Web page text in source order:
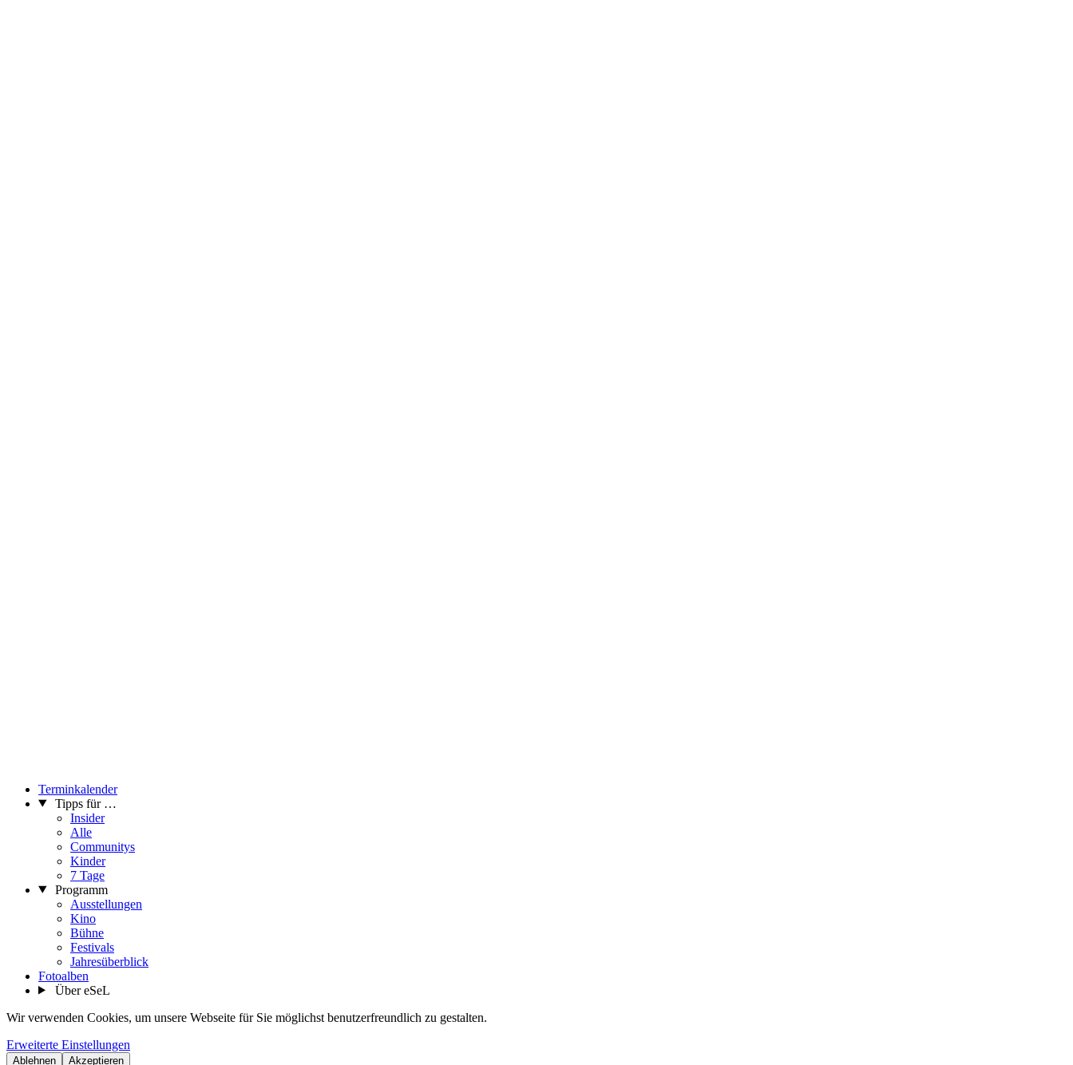
Terminkalender
Tipps für …
Insider
Alle
Communitys
Kinder
7 Tage
Programm
Ausstellungen
Kino
Bühne
Festivals
Jahresüberblick
Fotoalben
Über eSeL
Wir verwenden Cookies, um unsere Webseite für Sie möglichst benutzerfreundlich zu gestalten.
Erweiterte Einstellungen
Ablehnen Akzeptieren